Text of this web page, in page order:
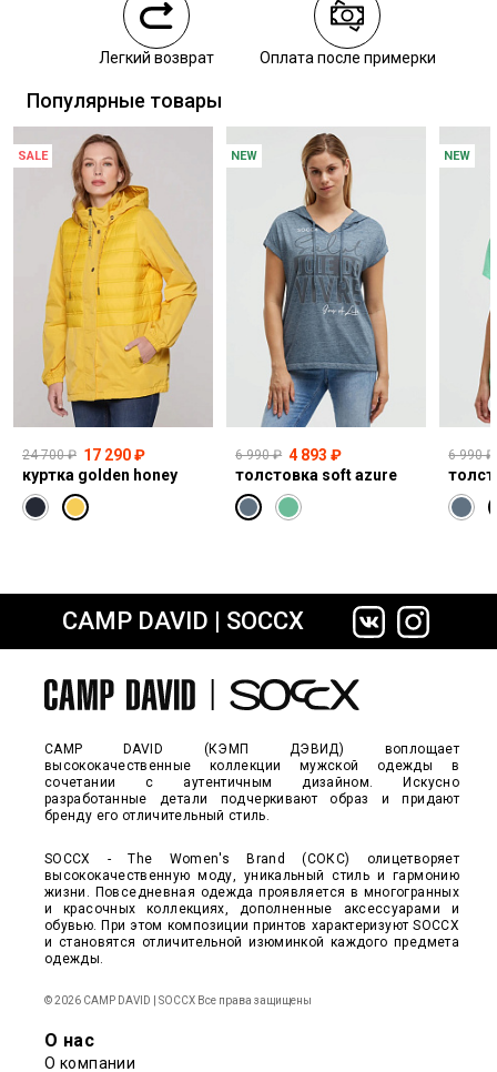
Курьерская доставка СДЭК
Самовывоз из пункта выдачи СДЭК
сайте СДЭК
Легкий возврат Оплата после примерки
Популярные товары
SALE
24 700 ₽ 17 290 ₽
куртка golden honey
NEW
6 990 ₽ 4 893 ₽
толстовка soft azure
NEW
6 990 ₽
CAMP DAVID | SOCCX
CAMP DAVID (КЭМП ДЭВИД) воплощает
высококачественные коллекции мужской одежды в
сочетании с аутентичным дизайном. Искусно
разработанные детали подчеркивают образ и придают
бренду его отличительный стиль.
SOCCX - The Women's Brand (СОКС) олицетворяет
высококачественную моду, уникальный стиль и гармонию
жизни. Повседневная одежда проявляется в многогранных
и красочных коллекциях, дополненные аксессуарами и
обувью. При этом композиции принтов характеризуют SOCCX
и становятся отличительной изюминкой каждого предмета
одежды.
© 2026 CAMP DAVID | SOCCX Все права защищены
О нас
О компании